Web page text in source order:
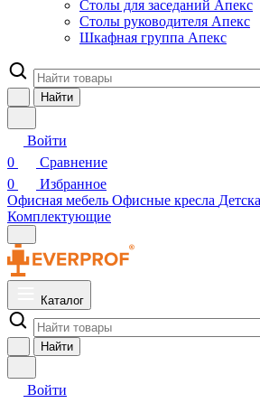
Столы для заседаний Апекс
Столы руководителя Апекс
Шкафная группа Апекс
Найти
Войти
0
Сравнение
0
Избранное
Офисная мебель Офисные кресла
Комплектующие
Каталог
Найти
Войти